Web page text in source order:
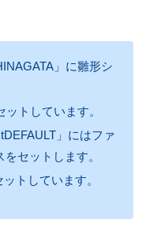
」に雛形シ
トしています。
」にはファ
セットします。
トしています。